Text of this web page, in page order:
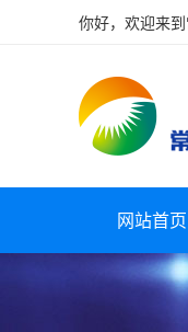
你好，欢迎来到
网站首页